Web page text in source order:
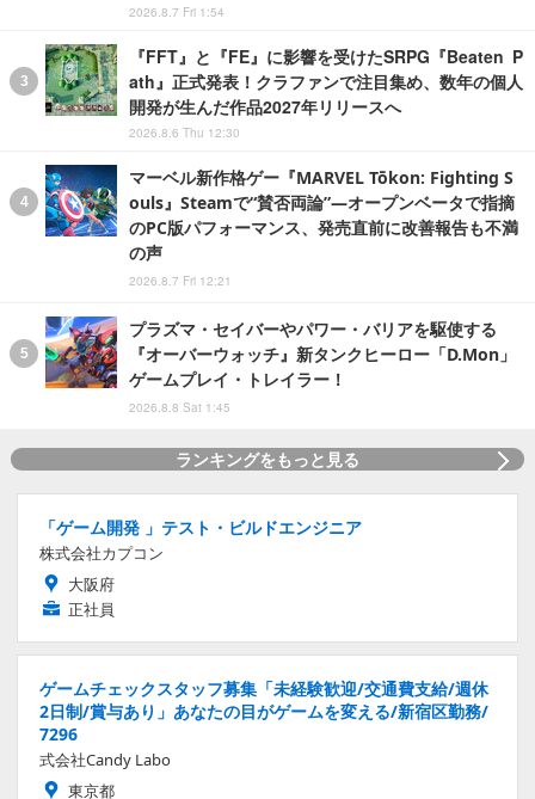
2026.8.7 Fri 1:54
『FFT』と『FE』に影響を受けたSRPG『Beaten P
ath』正式発表！クラファンで注目集め、数年の個人
開発が生んだ作品2027年リリースへ
2026.8.6 Thu 12:30
マーベル新作格ゲー『MARVEL Tōkon: Fighting S
ouls』Steamで“賛否両論”―オープンベータで指摘
のPC版パフォーマンス、発売直前に改善報告も不満
の声
2026.8.7 Fri 12:21
プラズマ・セイバーやパワー・バリアを駆使する
『オーバーウォッチ』新タンクヒーロー「D.Mon」
ゲームプレイ・トレイラー！
2026.8.8 Sat 1:45
ランキングをもっと見る
「ゲーム開発 」テスト・ビルドエンジニア
株式会社カプコン
大阪府
正社員
ゲームチェックスタッフ募集「未経験歓迎/交通費支給/週休
2日制/賞与あり」あなたの目がゲームを変える/新宿区勤務/
7296
式会社Candy Labo
東京都